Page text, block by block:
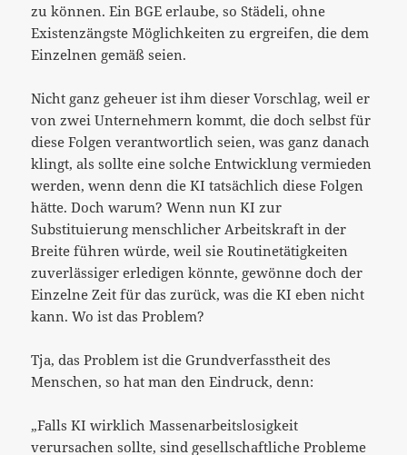
zu können. Ein BGE erlaube, so Städeli, ohne
Existenzängste Möglichkeiten zu ergreifen, die dem
Einzelnen gemäß seien.
Nicht ganz geheuer ist ihm dieser Vorschlag, weil er
von zwei Unternehmern kommt, die doch selbst für
diese Folgen verantwortlich seien, was ganz danach
klingt, als sollte eine solche Entwicklung vermieden
werden, wenn denn die KI tatsächlich diese Folgen
hätte. Doch warum? Wenn nun KI zur
Substituierung menschlicher Arbeitskraft in der
Breite führen würde, weil sie Routinetätigkeiten
zuverlässiger erledigen könnte, gewönne doch der
Einzelne Zeit für das zurück, was die KI eben nicht
kann. Wo ist das Problem?
Tja, das Problem ist die Grundverfasstheit des
Menschen, so hat man den Eindruck, denn:
„Falls KI wirklich Massenarbeitslosigkeit
verursachen sollte, sind gesellschaftliche Probleme